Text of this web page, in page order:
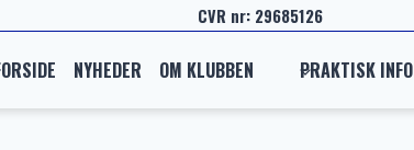
CVR nr: 29685126
NYHEDER OM KLUBBEN PRAKTISK INFO